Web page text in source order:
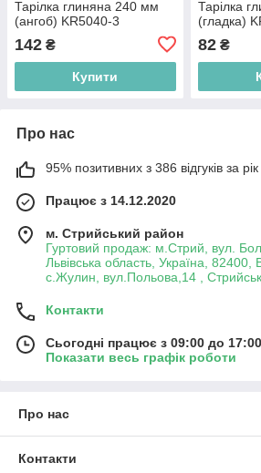
Тарілка глиняна 240 мм
(ангоб) KR5040-3
142 ₴
Купити
Тарілка
(гладка)
82₴
Про нас
95% позитивних з 386 відгуків за рік
Працює з 14.12.2020
м. Стрийський район
Гуртовий продаж: м.Стрий, вул.
Львівська область, Україна, 82400,
с.Жулин, вул.Польова,14 ,
Контакти
Сьогодні працює з 09:00 до 17:00
Показати весь графік роботи
Про нас
Контакти